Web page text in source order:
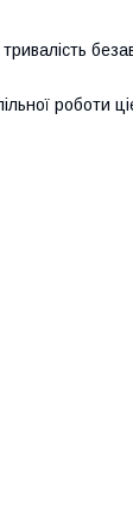
роботи